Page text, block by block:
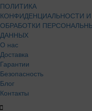
ПОЛИТИКА
КОНФИДЕНЦИАЛЬНОСТИ И
ОБРАБОТКИ
ДАННЫХ
О нас
Доставка
Гарантии
Безопасность
Блог
Контакты